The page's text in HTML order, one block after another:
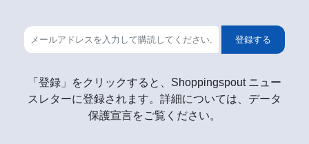
登録する
「登録」をクリックすると、Shoppingspout ニュー
スレターに登録されます。詳細については、データ
保護宣言をご覧ください。